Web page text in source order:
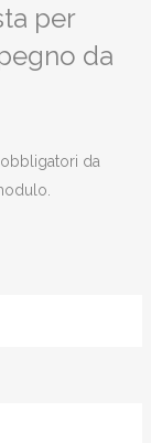
per
da
da